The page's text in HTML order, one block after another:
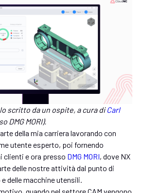
scritto da un ospite, a cura diCarl
DMG MORI).
della mia carriera lavorando con
utente esperto, poi fornendo
clienti e ora presso DMG MORI, dove NX
delle nostre attività dal punto di
delle macchine utensili.